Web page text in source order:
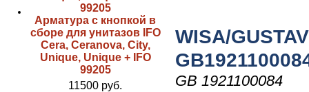
Арматура с кнопкой в
сборе для унитазов IFO
Cera, Ceranova, City,
Unique, Unique + IFO
99205
11500 руб.
WISA/
GB 1921100084